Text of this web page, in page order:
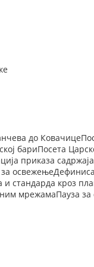
до
бариПосета
приказа
стандарда кроз
мрежамаПауза